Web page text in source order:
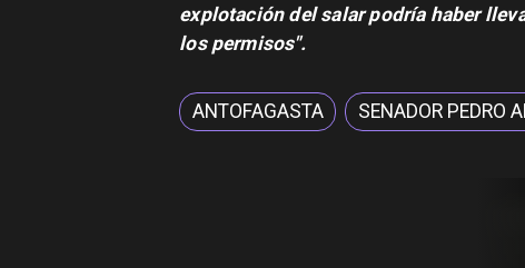
explotación del salar podría haber
los permisos".
ANTOFAGASTA SENADOR PEDRO